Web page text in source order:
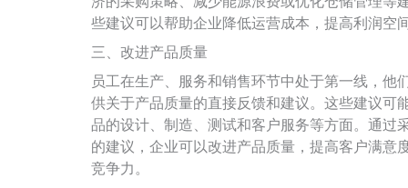
些建议可以帮助企业降低运营成本，提高利润空
三、改进产品质量
员工在生产、服务和销售环节中处于第一线，他
供关于产品质量的直接反馈和建议。这些建议可
品的设计、制造、测试和客户服务等方面。通过
的建议，企业可以改进产品质量，提高客户满意
竞争力。